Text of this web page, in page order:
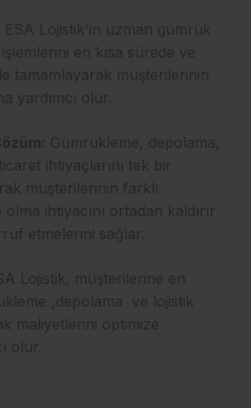
ESA Lojistik'in uzman gümrük
en kısa sürede ve
tamamlayarak müşterilerinin
yardımcı olur.
Gümrükleme, depolama,
ihtiyaçlarını tek bir
müşterilerinin farklı
ihtiyacını ortadan kaldırır
etmelerini sağlar.
Lojistik, müşterilerine en
,depolama ve lojistik
maliyetlerini optimize
olur.